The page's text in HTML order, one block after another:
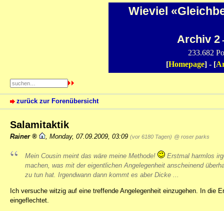
Wieviel
Archiv 2
233.682
[Homepage] - [
zurück zur Forenübersicht
Salamitaktik
Rainer Monday, 07.09.2009, 03:09 (vor 6180 Tagen) @ roser parks
Mein Cousin meint das wäre meine Methode!
Erstmal harmlos
machen, was mit der eigentlichen Angelegenheit anscheinend
zu tun hat. Irgendwann dann kommt es aber Dicke ...
Ich versuche witzig auf eine treffende Angelegenheit einzugehen. In die
eingeflechtet.